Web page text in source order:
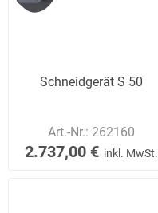
Schneidgerät S 50
Art.-Nr.: 262160
2.737,00 € inkl. MwSt.